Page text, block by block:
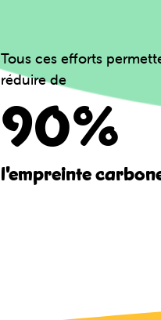
Tous ces efforts
réduire de
90%
l'empreinte